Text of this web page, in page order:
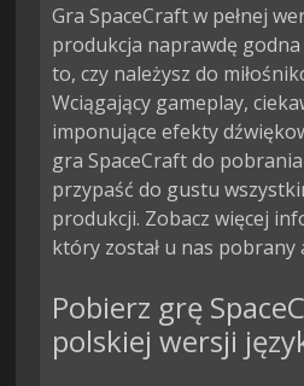
Gra SpaceCraft w pełnej
produkcja naprawdę
to, czy należysz do
Wciągający gameplay,
imponujące efekty
gra SpaceCraft do
przypaść do gustu
produkcji. Zobacz więcej
który został u nas pobrany
Pobierz grę
polskiej wersji